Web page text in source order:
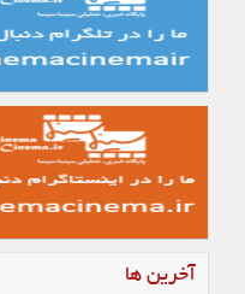
آخرین ها